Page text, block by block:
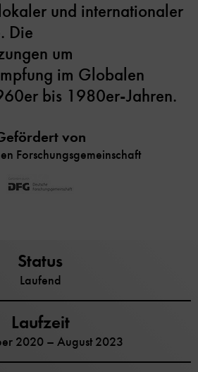
und internationaler
Die
um
im Globalen
bis 1980er-Jahren.
von
Forschungsgemeinschaft
Status
Laufend
Laufzeit
2020 – August 2023